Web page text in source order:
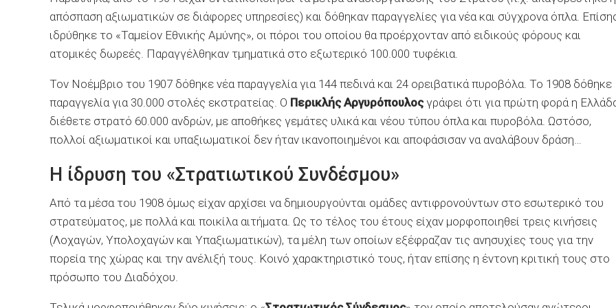
απόσπαση αξιωματικών σε διάφορες υπηρεσίες) και δόθηκαν παραγγελίες για νέα και σύγχρονα όπλα.
ιδρύθηκε το «Ταμείον Εθνικής Αμύνης», οι πόροι του οποίου θα προέρχονταν από ειδικούς φόρους και
ατομικές δωρεές. Παραγγέλθηκαν τμηματικά στο εξωτερικό 100.000 τυφέκια.
Τον Νοέμβριο του 1907 δόθηκε νέα παραγγελία για 144 πεδινά και 24 ορειβατικά πυροβόλα. Το 1908 δόθηκε
παραγγελία για 30.000 στολές εκστρατείας. Ο Περικλής Αργυρόπουλοςγράφει ότι για πρώτη φορά η
διέθετε στρατό 60.000 ανδρών, με αποθήκες γεμάτες υλικά και νέου τύπου όπλα και πυροβόλα. Ωστόσο,
πολλοί αξιωματικοί και υπαξιωματικοί δεν ήταν ικανοποιημένοι και αποφάσισαν να αναλάβουν δράση…
Η ίδρυση του «Στρατιωτικού Συνδέσμου»
Από τα μέσα του 1908 όμως είχαν αρχίσει να δημιουργούνται ομάδες αντιφρονούντων στο εσωτερικό του
στρατεύματος, με πολλά και ποικίλα αιτήματα. Ως το τέλος του έτους είχαν μορφοποιηθεί τρεις κινήσεις
(Λοχαγών, Υπολοχαγών και Υπαξιωματικών), τα μέλη των οποίων εξέφραζαν τις ανησυχίες τους για την
πορεία της χώρας και την ανέλιξή τους. Κοινό χαρακτηριστικό τους, ήταν επίσης η έντονη κριτική τους στο
πρόσωπο του Διαδόχου.